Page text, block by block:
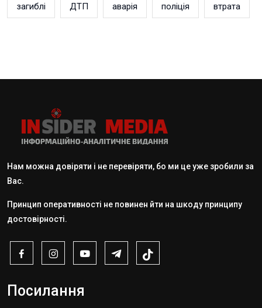
загиблі ДТП аварія поліція втрата
Нам можна довіряти і не перевіряти, бо ми це уже зробили за
Вас.
Принцип оперативності не повинен йти на шкоду принципу
достовірності.
Посилання